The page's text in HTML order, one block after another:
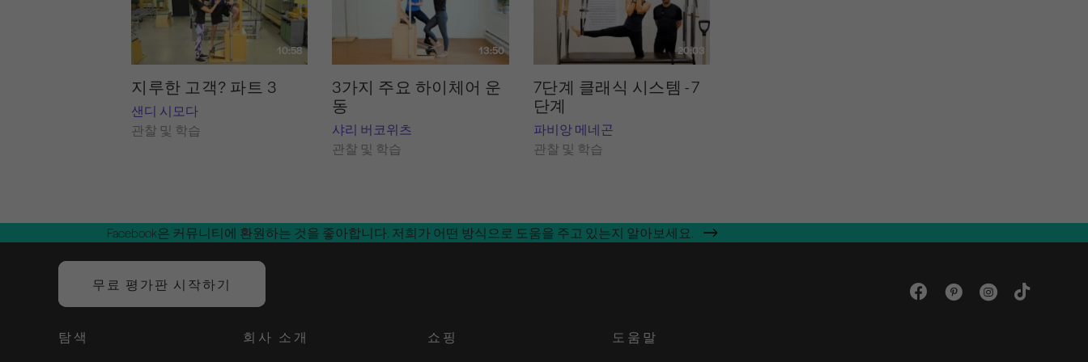
10:58
지루한 고객? 파트 3
샌디 시모다
관찰 및 학습
13:50
3가지 주요 하이체어 운
동
샤리 버코위츠
관찰 및 학습
20:03
7단계 클래식 시스템 - 7
단계
파비앙 메네곤
관찰 및 학습
Facebook은 커뮤니티에 환원하는 것을 좋아합니다. 저희가 어떤 방식으로 도움을 주고 있는지 알아보세요.
무료 평가판 시작하기
탐색 회사 소개 쇼핑 도움말